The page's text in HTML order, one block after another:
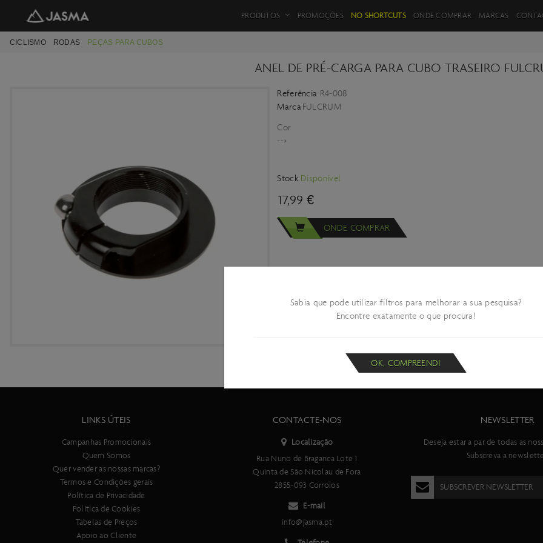
FILTROS DE PRODUTOS
PRODUTOS PROMOÇÕES NO SHORTCUTS ONDE COMPRAR MARCAS
CICLISMO RODAS PEÇAS PARA CUBOS
ANEL DE PRÉ-CARGA PARA CUBO TRASEIRO
Referência R4-008
Marca FULCRUM
Cor
-->
Stock Disponível
17,99 €
ONDE COMPRAR
LINKS ÚTEIS
Campanhas Promocionais
Quem Somos
Quer vender as nossas marcas?
Termos e Condições gerais
Política de Privacidade
Política de Cookies
Tabelas de Preços
Apoio ao Cliente
CONTACTE-NOS
Localização
Rua Nuno de Braganca Lote 1
Quinta de São Nicolau de Fora
2855-093 Corroios
E-mail
info@jasma.pt
NEWSLETTER
Deseja estar a par de todas as
Subscreva a
SUBSCREVER NEWSLETTER
Sabia que pode utilizar filtros para melhorar a sua pesquisa?
Encontre exatamente o que procura!
OK, COMPREENDI